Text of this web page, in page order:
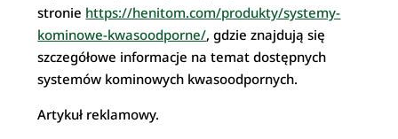
stronie https://henitom.com/produkty/systemy-
kominowe-kwasoodporne/, gdzie znajdują się
szczegółowe informacje na temat dostępnych
systemów kominowych kwasoodpornych.​
Artykuł reklamowy.